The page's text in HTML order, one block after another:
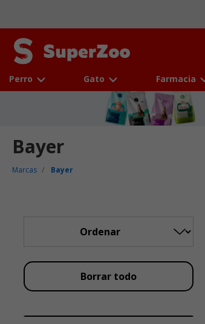
Perro Gato Farmacia
Bayer
Marcas Bayer
Borrar todo